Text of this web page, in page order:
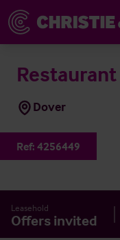
Restaurant
Dover
Ref: 4256449
Leasehold
Offers invited